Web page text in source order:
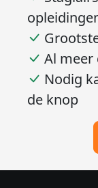
je
Al meer